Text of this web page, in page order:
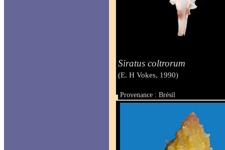
Siratus coltrorum
(E. H Vokes, 1990)
Provenance : Brésil
Taille : 38 mm